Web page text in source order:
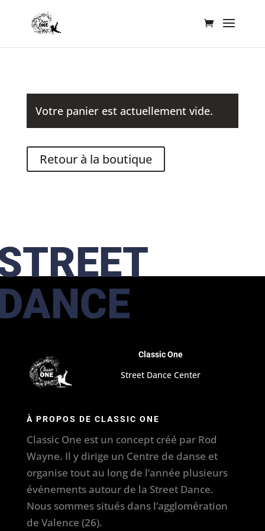
Votre panier est actuellement vide.
Retour à la boutique
Classic One
Street Dance Center
À PROPOS DE CLASSIC ONE
Classic One est un concept créé par Rod
Wayne. Il y dirige un Centre de danse et
organise tout au long de l’année plusieurs
événements autour de la Street Dance.
Nous sommes situés dans l’agglomération
de Valence (26).